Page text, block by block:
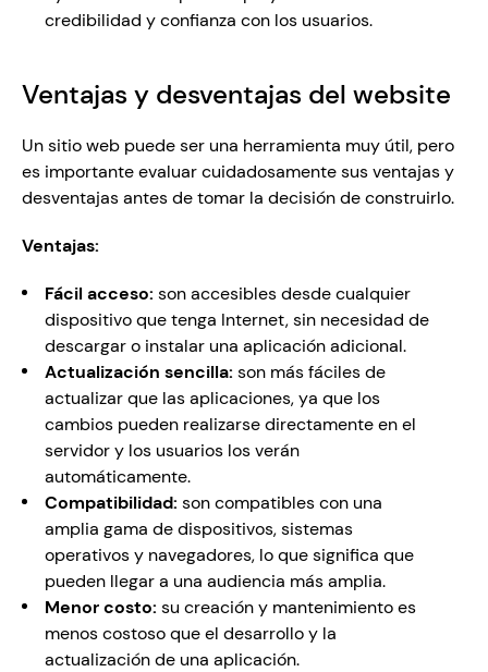
credibilidad y confianza con los usuarios.
Ventajas y desventajas del website
Un sitio web puede ser una herramienta muy útil, pero
es importante evaluar cuidadosamente sus ventajas y
desventajas antes de tomar la decisión de construirlo.
Ventajas:
Fácil acceso: son accesibles desde cualquier
dispositivo que tenga Internet, sin necesidad de
descargar o instalar una aplicación adicional.
Actualización sencilla: son más fáciles de
actualizar que las aplicaciones, ya que los
cambios pueden realizarse directamente en el
servidor y los usuarios los verán
automáticamente.
Compatibilidad: son compatibles con una
amplia gama de dispositivos, sistemas
operativos y navegadores, lo que significa que
pueden llegar a una audiencia más amplia.
Menor costo: su creación y mantenimiento es
menos costoso que el desarrollo y la
actualización de una aplicación.